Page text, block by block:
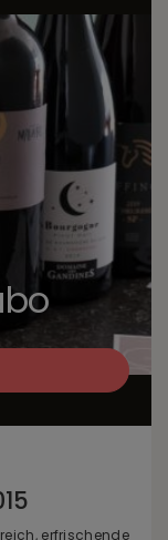
erfrischende